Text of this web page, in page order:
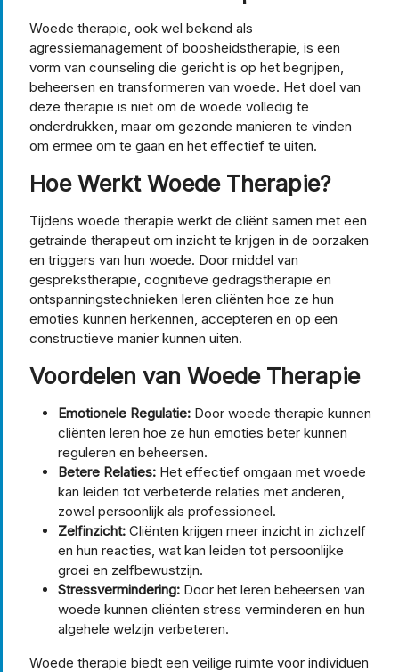
Woede therapie, ook wel bekend als
agressiemanagement of boosheidstherapie, is een
vorm van counseling die gericht is op het begrijpen,
beheersen en transformeren van woede. Het doel van
deze therapie is niet om de woede volledig te
onderdrukken, maar om gezonde manieren te vinden
om ermee om te gaan en het effectief te uiten.
Hoe Werkt Woede Therapie?
Tijdens woede therapie werkt de cliënt samen met een
getrainde therapeut om inzicht te krijgen in de oorzaken
en triggers van hun woede. Door middel van
gesprekstherapie, cognitieve gedragstherapie en
ontspanningstechnieken leren cliënten hoe ze hun
emoties kunnen herkennen, accepteren en op een
constructieve manier kunnen uiten.
Voordelen van Woede Therapie
Emotionele Regulatie: Door woede therapie kunnen
cliënten leren hoe ze hun emoties beter kunnen
reguleren en beheersen.
Betere Relaties: Het effectief omgaan met woede
kan leiden tot verbeterde relaties met anderen,
zowel persoonlijk als professioneel.
Zelfinzicht: Cliënten krijgen meer inzicht in zichzelf
en hun reacties, wat kan leiden tot persoonlijke
groei en zelfbewustzijn.
Stressvermindering: Door het leren beheersen van
woede kunnen cliënten stress verminderen en hun
algehele welzijn verbeteren.
Woede therapie biedt een veilige ruimte voor individuen